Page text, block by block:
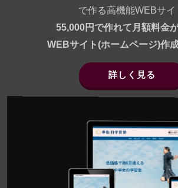
で作る高機能WEBサイ
55,000円で作れて月額料金
WEBサイト(ホームページ)作
詳しく見る